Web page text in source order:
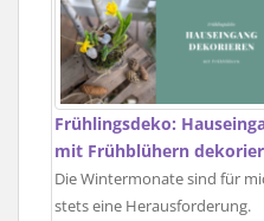
Frühlingsdeko:
mit Frühblühern
Die Wintermonate sind für
stets eine Herausforderung.